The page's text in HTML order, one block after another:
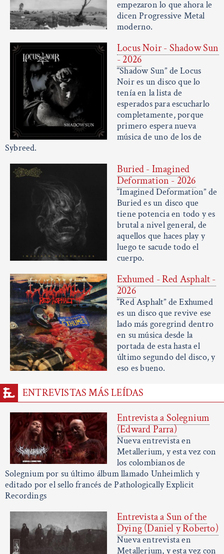
empezaron lo que ahora le
dicen Progressive Metal
moderno.
Locus Noir - Shadow Sun
- 2026
“Shadow Sun” de Locus
Noir es un disco que lo
tenía en la lista de
esperados para escucharlo
completamente, porque
primero espera nueva
música de uno de los de
Sybreed.
Buried - Imagined
Deformation - 2026
“Imagined Deformation” de
Buried es un disco que
tiene potencia en todo y es
brutal a nivel general, de
aquellos que haces play y
luego te sacude todo el
cuerpo.
Exhumed - Red Asphalt -
2026
“Red Asphalt” de Exhumed
es un disco que revive ese
lado más goregrind dentro
en su música desde la
portada de esta hasta el
último segundo del disco, y
eso es bueno.
ENTREVISTAS MÁS LEÍDAS
Entrevista a Solegnium
(Edward Parra)
Nueva entrevista en
Metallerium, y esta vez con
los colombianos de
Solegnium por su último álbum llamado Unheimlich y
editado por el sello francés de Pathologically Explicit
Recordings
Entrevista a Sun of the
Dying (Daniel y Roberto)
Nueva entrevista en
Metallerium, y esta vez con